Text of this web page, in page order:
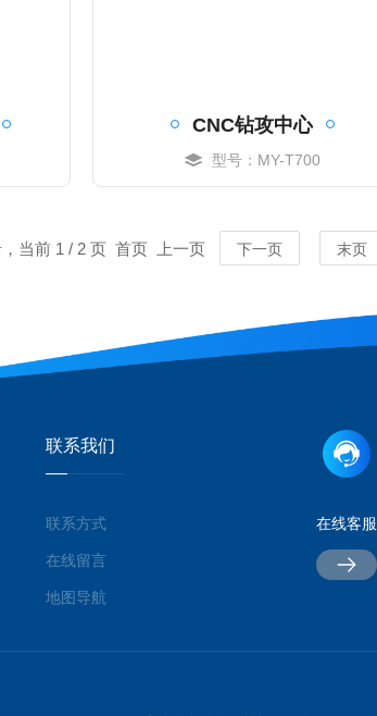
CNC钻攻中心
型号：MY-T700
，当前 1 / 2 页 首页 上一页 下一页 末页
联系我们
联系方式
在线留言
地图导航
在线客服